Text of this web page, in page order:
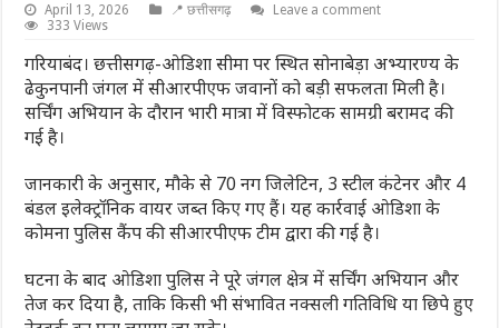
April 13, 2026 📍 छत्तीसगढ़
Leave a comment
333 Views
गरियाबंद। छत्तीसगढ़-ओडिशा सीमा पर स्थित सोनाबेड़ा अभ्यारण्य के
ढेकुनपानी जंगल में सीआरपीएफ जवानों को बड़ी सफलता मिली है।
सर्चिंग अभियान के दौरान भारी मात्रा में विस्फोटक सामग्री बरामद की
गई है।
जानकारी के अनुसार, मौके से 70 नग जिलेटिन, 3 स्टील कंटेनर और 4
बंडल इलेक्ट्रॉनिक वायर जब्त किए गए हैं। यह कार्रवाई ओडिशा के
कोमना पुलिस कैंप की सीआरपीएफ टीम द्वारा की गई है।
घटना के बाद ओडिशा पुलिस ने पूरे जंगल क्षेत्र में सर्चिंग अभियान और
तेज कर दिया है, ताकि किसी भी संभावित नक्सली गतिविधि या छिपे हुए